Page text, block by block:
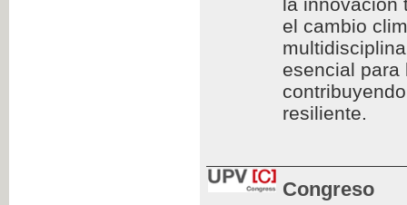
el cambio
esencial para
resiliente.
Congreso